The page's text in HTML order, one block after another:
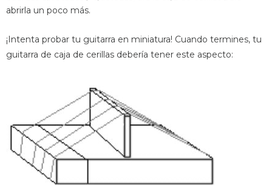
abrirla un poco más.
¡Intenta probar tu guitarra en miniatura! Cuando termines, tu
guitarra de caja de cerillas debería tener este aspecto: